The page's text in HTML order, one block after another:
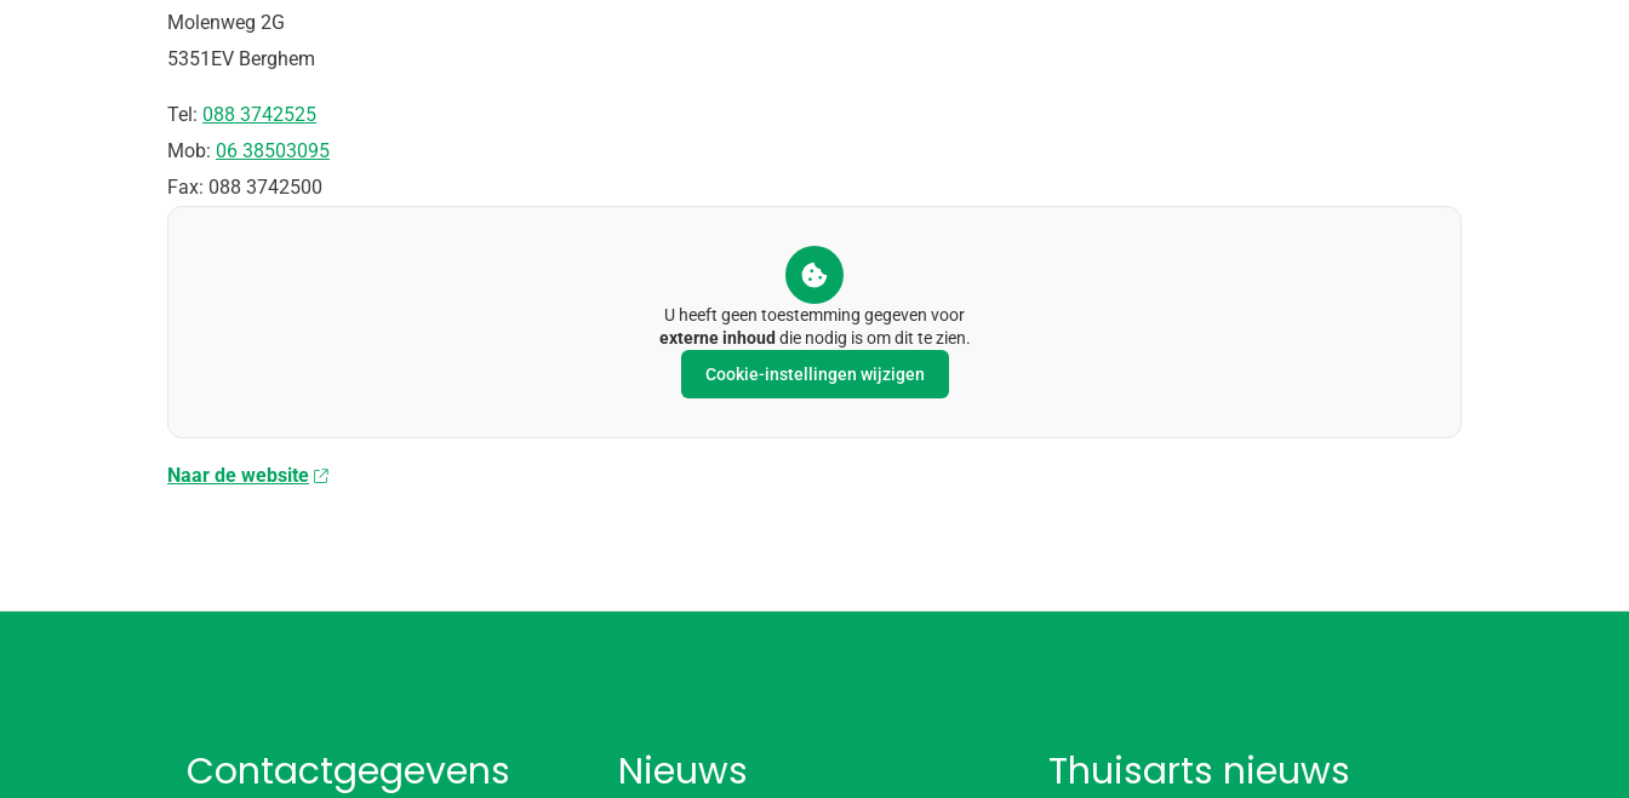
Molenweg 2G
5351EV Berghem
Tel: 088 3742525
Mob: 06 38503095
Fax: 088 3742500
U heeft geen toestemming gegeven voor
externe inhoud die nodig is om dit te zien.
Cookie-instellingen wijzigen
Naar de website
Contactgegevens Nieuws Thuisarts nieuws